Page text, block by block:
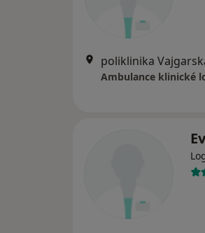
Ambulance klinické